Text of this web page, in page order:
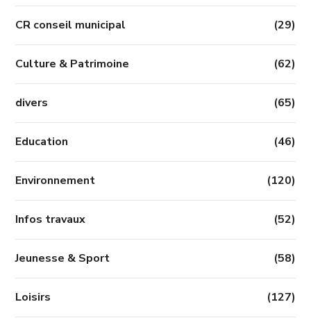
CR conseil municipal (29)
Culture & Patrimoine (62)
divers (65)
Education (46)
Environnement (120)
Infos travaux (52)
Jeunesse & Sport (58)
Loisirs (127)